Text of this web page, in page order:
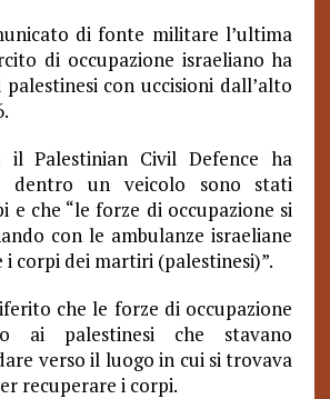
di fonte militare l’ultima
di occupazione israeliano ha
con uccisioni dall’alto
Palestinian Civil Defence ha
dentro un veicolo sono stati
che “le forze di occupazione si
con le ambulanze israeliane
i corpi dei martiri (palestinesi)”.
che le forze di occupazione
ai palestinesi che stavano
verso il luogo in cui si trovava
recuperare i corpi.